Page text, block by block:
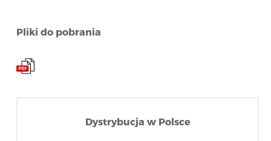
Pliki do pobrania
Dystrybucja w Polsce